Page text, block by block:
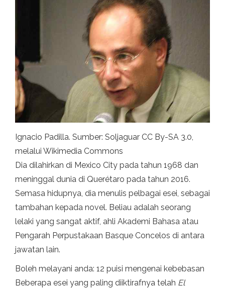
Ignacio Padilla. Sumber: Soljaguar CC By-SA 3.0,
melalui Wikimedia Commons
Dia dilahirkan di Mexico City pada tahun 1968 dan
meninggal dunia di Querétaro pada tahun 2016.
Semasa hidupnya, dia menulis pelbagai esei, sebagai
tambahan kepada novel. Beliau adalah seorang
lelaki yang sangat aktif, ahli Akademi Bahasa atau
Pengarah Perpustakaan Basque Concelos di antara
jawatan lain.
Boleh melayani anda: 12 puisi mengenai kebebasan
Beberapa esei yang paling diiktirafnya telah El